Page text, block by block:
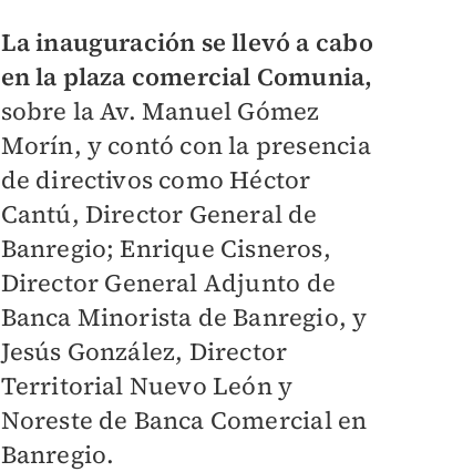
La inauguración se llevó a cabo
en la plaza comercial Comunia,
sobre la Av. Manuel Gómez
Morín, y contó con la presencia
de directivos como Héctor
Cantú, Director General de
Banregio; Enrique Cisneros,
Director General Adjunto de
Banca Minorista de Banregio, y
Jesús González, Director
Territorial Nuevo León y
Noreste de Banca Comercial en
Banregio.